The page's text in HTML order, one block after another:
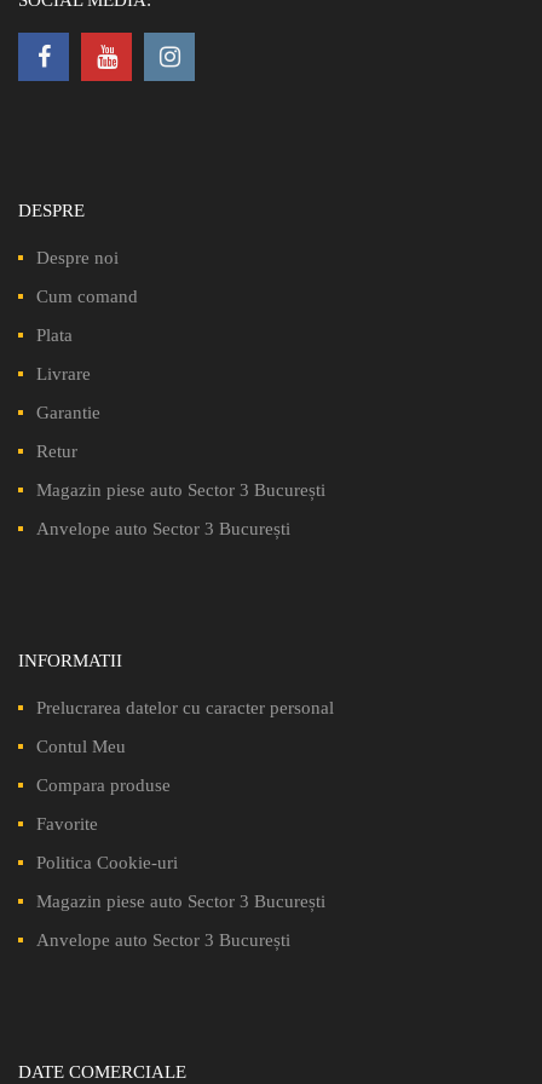
DESPRE
Despre noi
Cum comand
Plata
Livrare
Garantie
Retur
Magazin piese auto Sector 3 București
Anvelope auto Sector 3 București
INFORMATII
Prelucrarea datelor cu caracter personal
Contul Meu
Compara produse
Favorite
Politica Cookie-uri
Magazin piese auto Sector 3 București
Anvelope auto Sector 3 București
DATE COMERCIALE